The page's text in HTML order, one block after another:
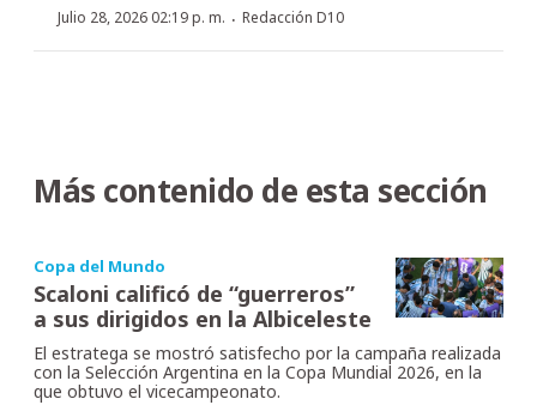
Julio 28, 2026 02:19 p. m. · Redacción D10
Más contenido de esta sección
Copa del Mundo
Scaloni calificó de “guerreros”
a sus dirigidos en la Albiceleste
El estratega se mostró satisfecho por la campaña realizada
con la Selección Argentina en la Copa Mundial 2026, en la
que obtuvo el vicecampeonato.